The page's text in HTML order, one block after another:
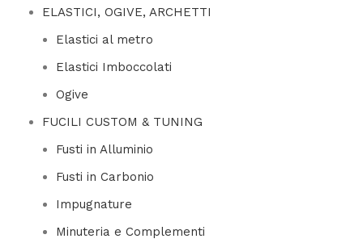
ELASTICI, OGIVE, ARCHETTI
Elastici al metro
Elastici Imboccolati
Ogive
FUCILI CUSTOM & TUNING
Fusti in Alluminio
Fusti in Carbonio
Impugnature
Minuteria e Complementi